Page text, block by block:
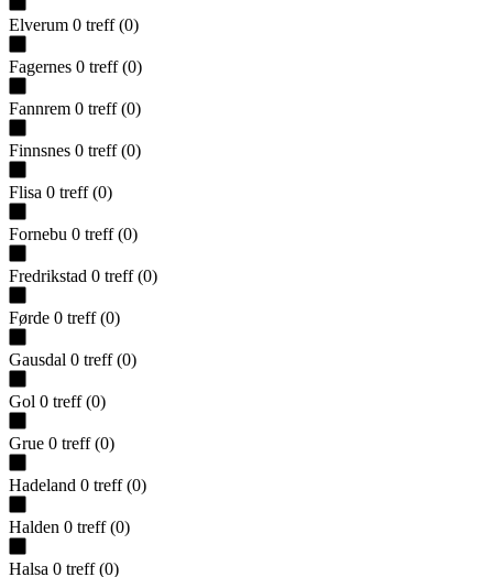
Elverum 0 treff (0)
Fagernes 0 treff (0)
Fannrem 0 treff (0)
Finnsnes 0 treff (0)
Flisa 0 treff (0)
Fornebu 0 treff (0)
Fredrikstad 0 treff (0)
Førde 0 treff (0)
Gausdal 0 treff (0)
Gol 0 treff (0)
Grue 0 treff (0)
Hadeland 0 treff (0)
Halden 0 treff (0)
Halsa 0 treff (0)